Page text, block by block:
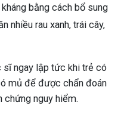
bằng cách bổ sung
nhiều rau xanh, trái cây,
sĩ ngay lập tức khi trẻ có
mủ để được chẩn đoán
chứng nguy hiểm.